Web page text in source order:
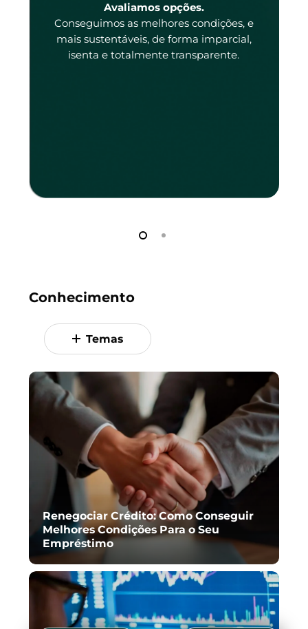
Avaliamos opções.
Conseguimos as melhores condições, e
mais sustentáveis, de forma imparcial,
isenta e totalmente transparente.
Conhecimento
Temas
Renegociar Crédito: Como Conseguir
Melhores Condições Para o Seu
Empréstimo